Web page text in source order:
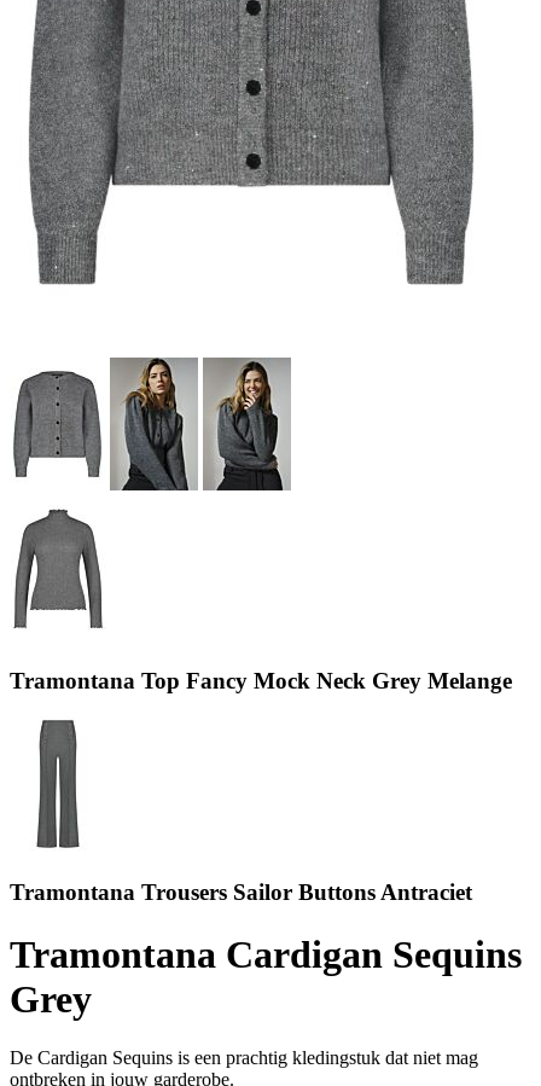
Tramontana Top Fancy Mock Neck Grey Melange
Tramontana Trousers Sailor Buttons Antraciet
Tramontana Cardigan Sequins
Grey
De Cardigan Sequins is een prachtig kledingstuk dat niet mag
ontbreken in jouw garderobe.